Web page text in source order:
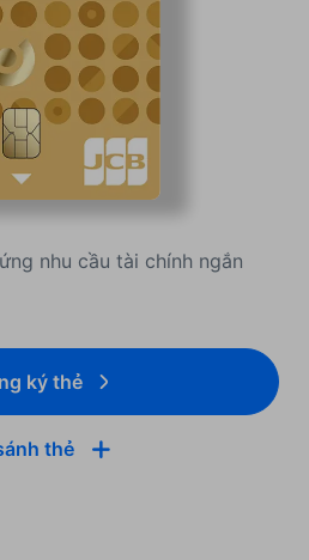
nhu cầu tài chính ngắn
ký thẻ
thẻ